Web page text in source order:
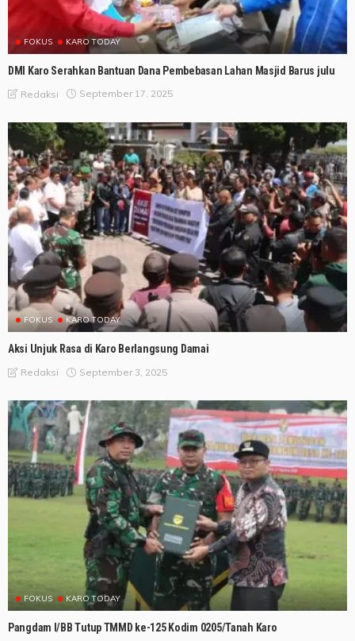
FOKUS KARO TODAY
DMI Karo Serahkan Bantuan Dana Pembebasan Lahan Masjid Barus julu
Redaksi September 17, 2025
FOKUS KARO TODAY
Aksi Unjuk Rasa di Karo Berlangsung Damai
Redaksi September 3, 2025
FOKUS KARO TODAY
Pangdam I/BB Tutup TMMD ke-125 Kodim 0205/Tanah Karo